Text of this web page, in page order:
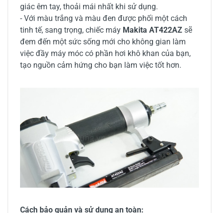
giác êm tay, thoải mái nhất khi sử dụng.
- Với màu trắng và màu đen được phối một cách
tinh tế, sang trọng, chiếc máy Makita AT422AZ sẽ
đem đến một sức sống mới cho không gian làm
việc đầy máy móc có phần hơi khô khan của bạn,
tạo nguồn cảm hứng cho bạn làm việc tốt hơn.
Cách bảo quản và sử dụng an toàn: